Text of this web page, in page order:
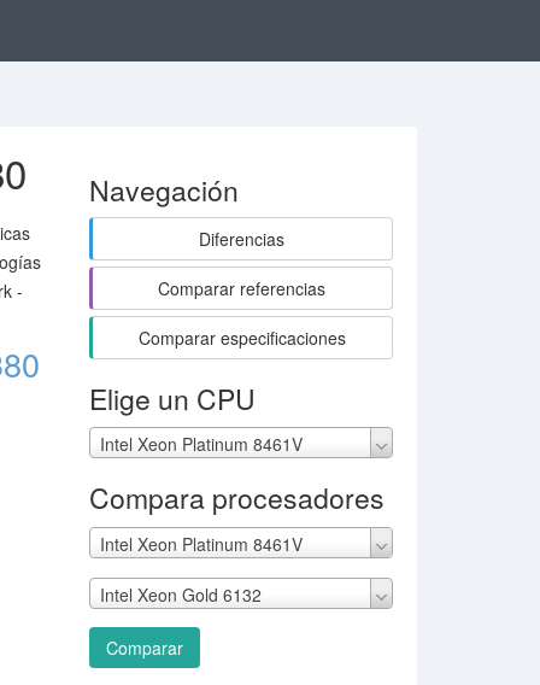
-
Navegación
Diferencias
Comparar referencias
Comparar especificaciones
Elige un CPU
Intel Xeon Platinum 8461V
Compara procesadores
Intel Xeon Platinum 8461V
Intel Xeon Gold 6132
Comparar